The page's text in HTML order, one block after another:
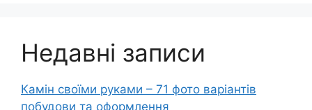
Недавні записи
Камін своїми руками – 71 фото варіантів
побудови та оформлення